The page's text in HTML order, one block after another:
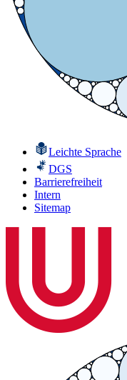
Leichte Sprache
DGS
Barrierefreiheit
Intern
Sitemap